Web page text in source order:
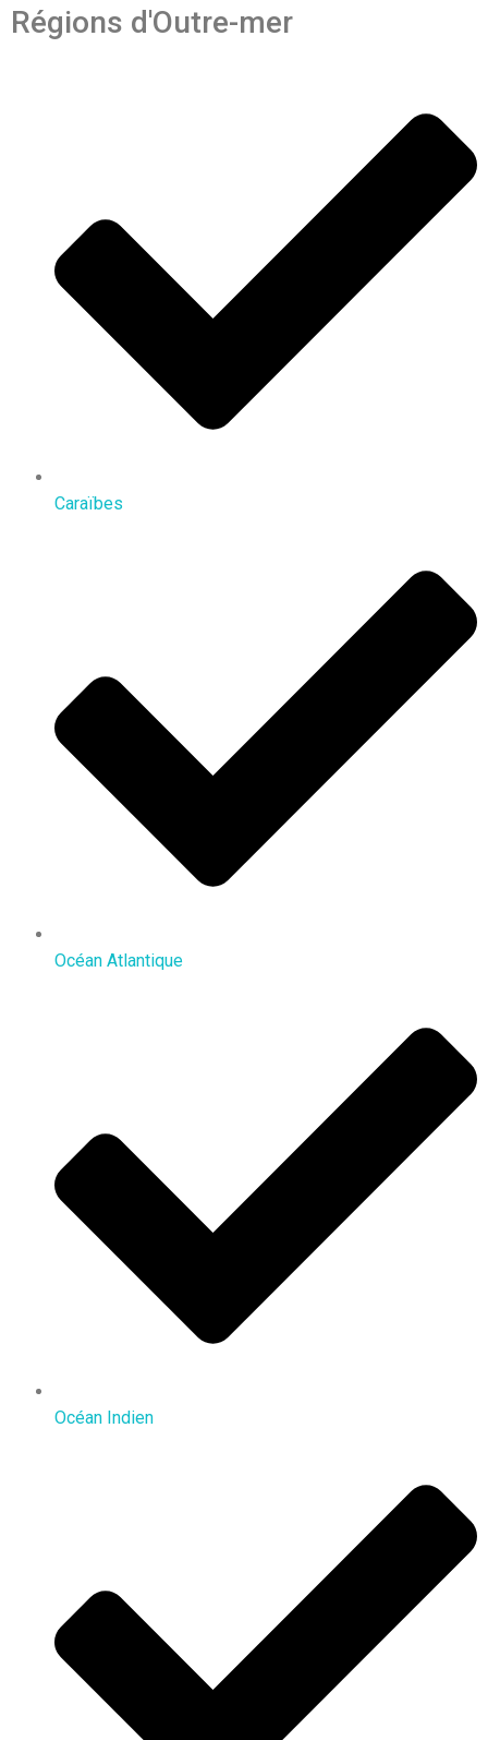
Régions d'Outre-mer
Caraïbes
Océan Atlantique
Océan Indien